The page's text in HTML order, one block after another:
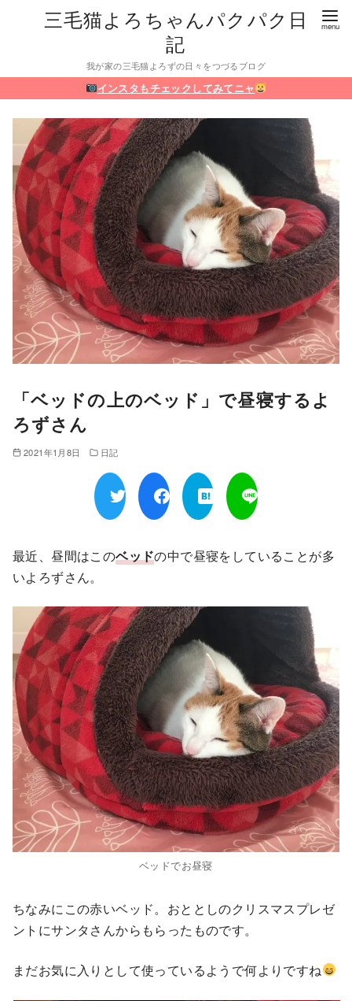
三毛猫よろちゃんパクパク日
記
我が家の三毛猫よろずの日々をつづるブログ
インスタもチェックしてみてニャ
「ベッドの上のベッド」で昼寝するよ
ろずさん
2021年1月8日 日記
最近、昼間はこのベッドの中で昼寝をしていることが多
いよろずさん。
ベッドでお昼寝
ちなみにこの赤いベッド。おととしのクリスマスプレゼ
ントにサンタさんからもらったものです。
まだお気に入りとして使っているようで何よりですね